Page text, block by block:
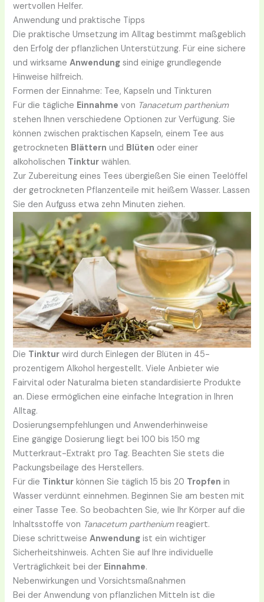
wertvollen Helfer.
Anwendung und praktische Tipps
Die praktische Umsetzung im Alltag bestimmt maßgeblich
den Erfolg der pflanzlichen Unterstützung. Für eine sichere
und wirksameAnwendung sind einige grundlegende
Hinweise hilfreich.
Formen der Einnahme: Tee, Kapseln und Tinkturen
Für die tägliche Einnahme von Tanacetum parthenium
stehen Ihnen verschiedene Optionen zur Verfügung. Sie
können zwischen praktischen Kapseln, einem Tee aus
getrockneten Blättern und Blüten oder einer
alkoholischen Tinktur wählen.
Zur Zubereitung eines Tees übergießen Sie einen Teelöffel
der getrockneten Pflanzenteile mit heißem Wasser. Lassen
Sie den Aufguss etwa zehn Minuten ziehen.
Die Tinktur wird durch Einlegen der Blüten in 45-
prozentigem Alkohol hergestellt. Viele Anbieter wie
Fairvital oder Naturalma bieten standardisierte Produkte
an. Diese ermöglichen eine einfache Integration in Ihren
Alltag.
Dosierungsempfehlungen und Anwenderhinweise
Eine gängige Dosierung liegt bei 100 bis 150 mg
Mutterkraut-Extrakt pro Tag. Beachten Sie stets die
Packungsbeilage des Herstellers.
Für die Tinktur können Sie täglich 15 bis 20 Tropfen in
Wasser verdünnt einnehmen. Beginnen Sie am besten mit
einer Tasse Tee. So beobachten Sie, wie Ihr Körper auf die
Inhaltsstoffe von Tanacetum partheniumreagiert.
Diese schrittweiseAnwendung ist ein wichtiger
Sicherheitshinweis. Achten Sie auf Ihre individuelle
Verträglichkeit bei der Einnahme.
Nebenwirkungen und Vorsichtsmaßnahmen
Bei der Anwendung von pflanzlichen Mitteln ist die